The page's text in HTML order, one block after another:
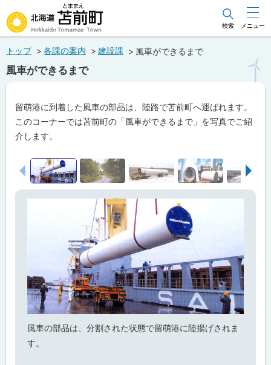
文
メ
ニ
北海道苫前町
Hokkaido Tomamae Town
検索 メニュー
トップ 各課の案内 建設課 風車ができるまで
風車ができるまで
留萌港に到着した風車の部品は、陸路で苫前町へ運ばれます。
このコーナーでは苫前町の「風車ができるまで」を写真でご紹
介します。
像
ス
次へ
風車の部品は、分割された状態で留萌港に陸揚げされま
す。